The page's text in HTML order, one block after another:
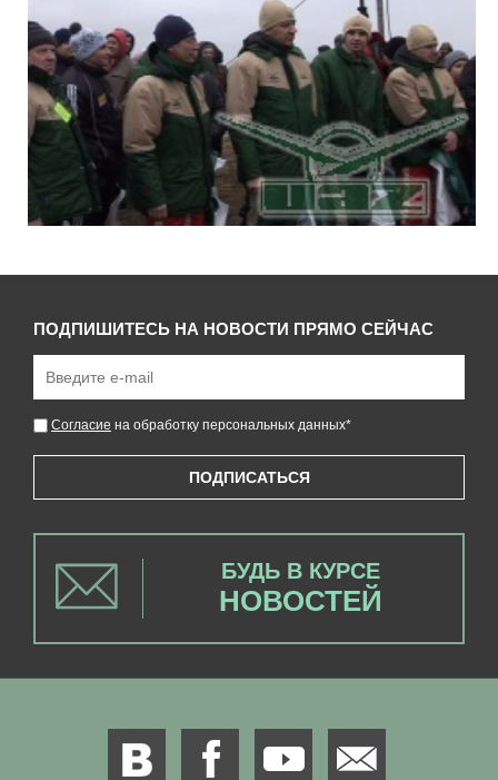
ПОДПИШИТЕСЬ НА НОВОСТИ ПРЯМО СЕЙЧАС
ПОДПИСАТЬСЯ
Согласие на обработку персональных данных*
БУДЬ В КУРСЕ
НОВОСТЕЙ